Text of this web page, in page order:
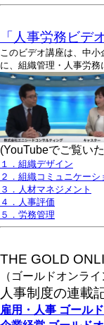
「人事労務ビデ
このビデオ講座は、中
に、組織管理・人事労務
(YouTubeでご覧い
１．組織デザイン
２．組織コミュニケーシ
３．人材マネジメント
４．人事評価
５．労務管理
THE GOLD
（ゴールドオンライ
人事制度の連載
雇用・人事 ゴール